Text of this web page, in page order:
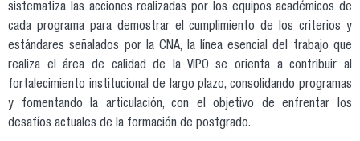
sistematiza las acciones realizadas por los equipos académicos de
cada programa para demostrar el cumplimiento de los criterios y
estándares señalados por la CNA, la línea esencial del trabajo que
realiza el área de calidad de la VIPO se orienta a contribuir al
fortalecimiento institucional de largo plazo, consolidando programas
y fomentando la articulación, con el objetivo de enfrentar los
desafíos actuales de la formación de postgrado.